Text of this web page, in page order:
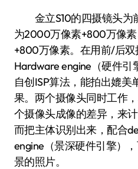
金立S10的四摄镜头为
为2000万像素+800万像
+800万像素。在用前/后
Hardware engine（硬件引
自创ISP算法，能拍出媲
果。两个摄像头同时工作
个摄像头成像的差异，来
而把主体识别出来，配合
engine（景深硬件引擎）
景的照片。